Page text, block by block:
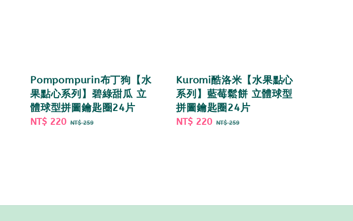
Pompompurin布丁狗【水
果點心系列】碧綠甜瓜 立
體球型拼圖鑰匙圈24片
Sale
NT$ 220 Regular
NT$ 259
Kuromi酷洛米【水果點心
系列】藍莓鬆餅 立體球型
拼圖鑰匙圈24片
Sale
NT$ 220 Regular
NT$ 259